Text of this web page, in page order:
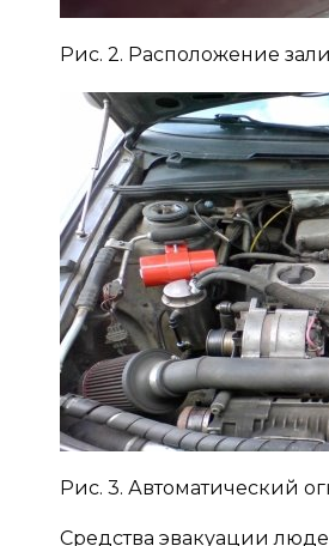
Рис. 2. Расположение
Рис. 3. Автоматический
Средства эвакуации